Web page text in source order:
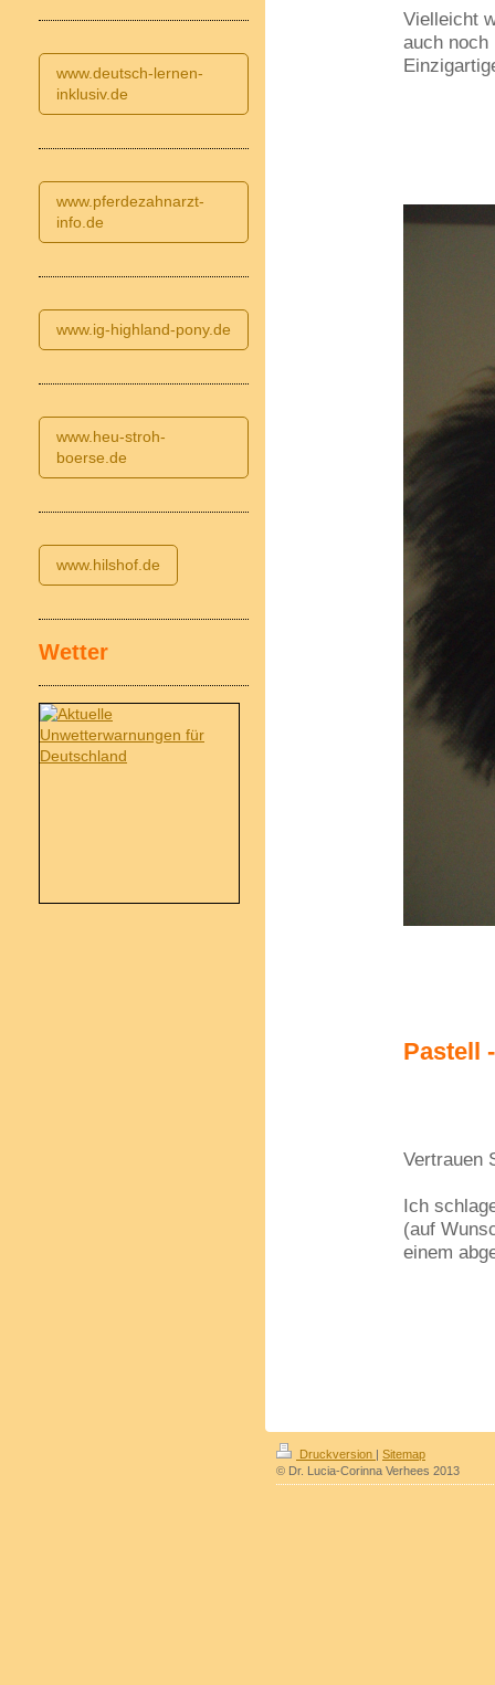
Vielleicht
auch noch
Pastell
Vertrauen
Ich
(auf
einem
www.deutsch-lernen-
inklusiv.de
www.pferdezahnarzt-
info.de
www.ig-highland-pony.de
www.heu-stroh-
boerse.de
www.hilshof.de
Wetter
Druckversion | Sitemap
© Dr. Lucia-Corinna Verhees 2013